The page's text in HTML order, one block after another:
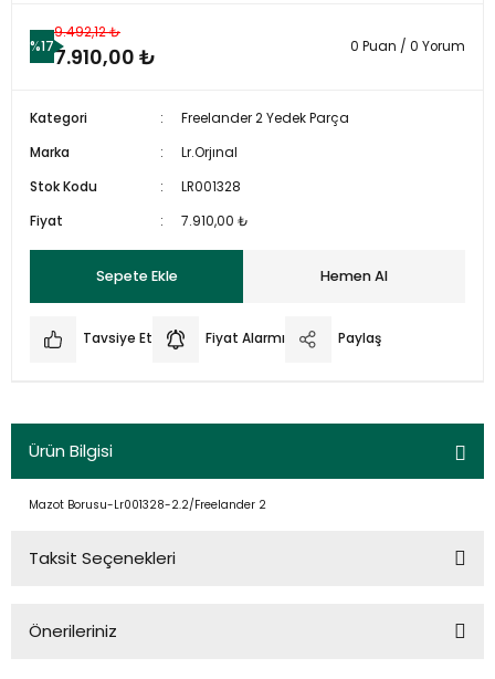
%17
9.492,12 ₺
7.910,00 ₺ 0 Puan / 0 Yorum
Kategori
Freelander 2 Yedek Parça
Marka
Lr.Orjınal
Stok Kodu
LR001328
Fiyat
7.910,00 ₺
Sepete Ekle Hemen Al
Tavsiye Et Fiyat Alarmı Paylaş
Ürün Bilgisi
Mazot Borusu-Lr001328-2.2/Freelander 2
Taksit Seçenekleri
Önerileriniz